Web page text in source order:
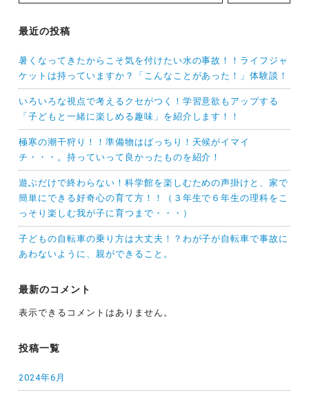
最近の投稿
暑くなってきたからこそ気を付けたい水の事故！！ライフジャ
ケットは持っていますか？「こんなことがあった！」体験談！
いろいろな視点で考えるクセがつく！学習意欲もアップする
「子どもと一緒に楽しめる趣味」を紹介します！！
極寒の潮干狩り！！準備物はばっちり！天候がイマイ
チ・・・。持っていって良かったものを紹介！
遊ぶだけで終わらない！科学館を楽しむための声掛けと、家で
簡単にできる好奇心の育て方！！（３年生で６年生の理科をこ
っそり楽しむ我が子に育つまで・・・）
子どもの自転車の乗り方は大丈夫！？わが子が自転車で事故に
あわないように、親ができること。
最新のコメント
表示できるコメントはありません。
投稿一覧
2024年6月